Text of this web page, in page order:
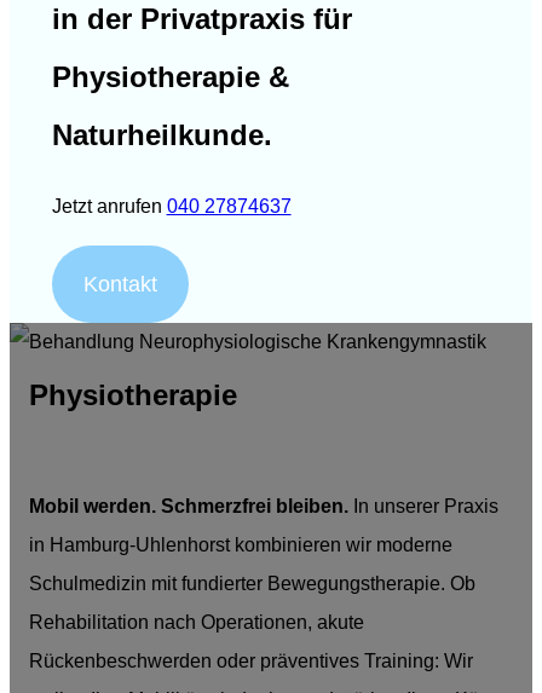
in der Privatpraxis für
Physiotherapie &
Naturheilkunde.
Jetzt anrufen 040 27874637
Kontakt
Physiotherapie
Mobil werden. Schmerzfrei bleiben. In unserer Praxis
in Hamburg-Uhlenhorst kombinieren wir moderne
Schulmedizin mit fundierter Bewegungstherapie. Ob
Rehabilitation nach Operationen, akute
Rückenbeschwerden oder präventives Training: Wir